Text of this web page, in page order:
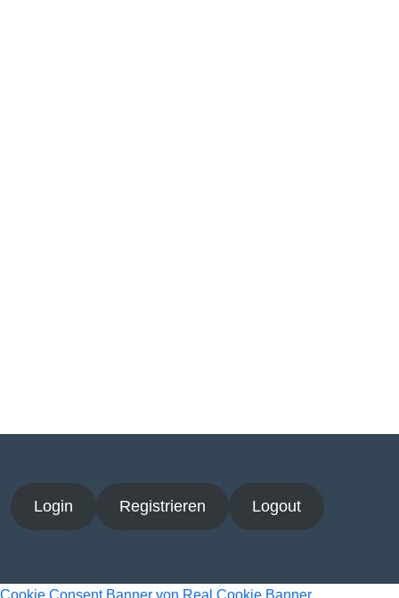
Login Registrieren Logout
Cookie Consent Banner von Real Cookie Banner